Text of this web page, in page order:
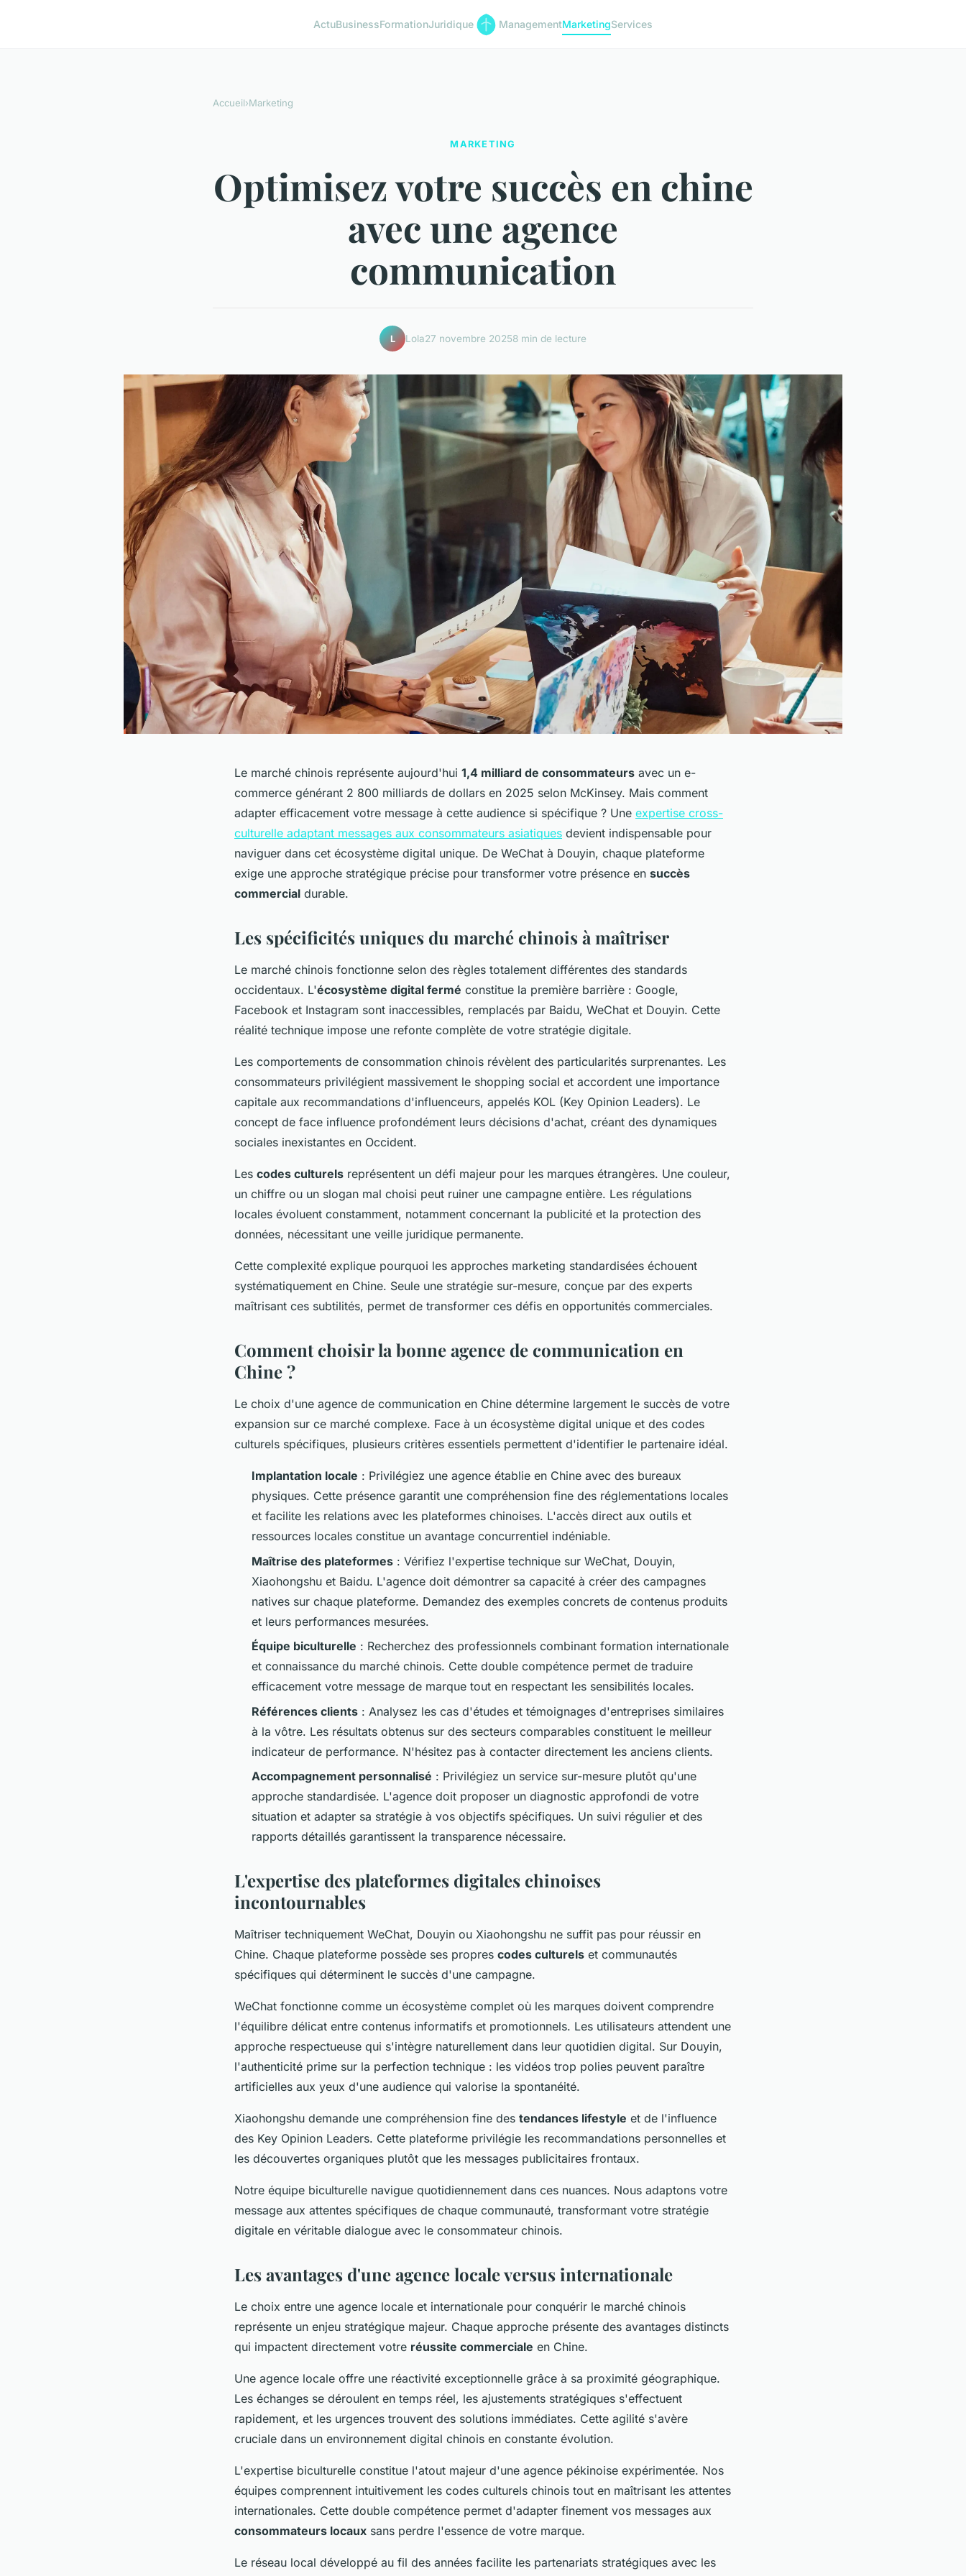
ActuBusinessFormationJuridique ManagementMarketingServices
Accueil›Marketing
MARKETING
Optimisez votre succès en chine
avec une agence
communication
L Lola27 novembre 20258 min de lecture
Le marché chinois représente aujourd'hui 1,4 milliard de consommateurs avec un e-
commerce générant 2 800 milliards de dollars en 2025 selon McKinsey. Mais comment
adapter efficacement votre message à cette audience si spécifique ? Une expertise cross-
culturelle adaptant messages aux consommateurs asiatiques devient indispensable pour
naviguer dans cet écosystème digital unique. De WeChat à Douyin, chaque plateforme
exige une approche stratégique précise pour transformer votre présence en succès
commercial durable.
Les spécificités uniques du marché chinois à maîtriser
Le marché chinois fonctionne selon des règles totalement différentes des standards
occidentaux. L'écosystème digital fermé constitue la première barrière : Google,
Facebook et Instagram sont inaccessibles, remplacés par Baidu, WeChat et Douyin. Cette
réalité technique impose une refonte complète de votre stratégie digitale.
Les comportements de consommation chinois révèlent des particularités surprenantes. Les
consommateurs privilégient massivement le shopping social et accordent une importance
capitale aux recommandations d'influenceurs, appelés KOL (Key Opinion Leaders). Le
concept de face influence profondément leurs décisions d'achat, créant des dynamiques
sociales inexistantes en Occident.
Les codes culturels représentent un défi majeur pour les marques étrangères. Une couleur,
un chiffre ou un slogan mal choisi peut ruiner une campagne entière. Les régulations
locales évoluent constamment, notamment concernant la publicité et la protection des
données, nécessitant une veille juridique permanente.
Cette complexité explique pourquoi les approches marketing standardisées échouent
systématiquement en Chine. Seule une stratégie sur-mesure, conçue par des experts
maîtrisant ces subtilités, permet de transformer ces défis en opportunités commerciales.
Comment choisir la bonne agence de communication en
Chine ?
Le choix d'une agence de communication en Chine détermine largement le succès de votre
expansion sur ce marché complexe. Face à un écosystème digital unique et des codes
culturels spécifiques, plusieurs critères essentiels permettent d'identifier le partenaire idéal.
Implantation locale : Privilégiez une agence établie en Chine avec des bureaux
physiques. Cette présence garantit une compréhension fine des réglementations locales
et facilite les relations avec les plateformes chinoises. L'accès direct aux outils et
ressources locales constitue un avantage concurrentiel indéniable.
Maîtrise des plateformes : Vérifiez l'expertise technique sur WeChat, Douyin,
Xiaohongshu et Baidu. L'agence doit démontrer sa capacité à créer des campagnes
natives sur chaque plateforme. Demandez des exemples concrets de contenus produits
et leurs performances mesurées.
Équipe biculturelle : Recherchez des professionnels combinant formation internationale
et connaissance du marché chinois. Cette double compétence permet de traduire
efficacement votre message de marque tout en respectant les sensibilités locales.
Références clients : Analysez les cas d'études et témoignages d'entreprises similaires
à la vôtre. Les résultats obtenus sur des secteurs comparables constituent le meilleur
indicateur de performance. N'hésitez pas à contacter directement les anciens clients.
Accompagnement personnalisé : Privilégiez un service sur-mesure plutôt qu'une
approche standardisée. L'agence doit proposer un diagnostic approfondi de votre
situation et adapter sa stratégie à vos objectifs spécifiques. Un suivi régulier et des
rapports détaillés garantissent la transparence nécessaire.
L'expertise des plateformes digitales chinoises
incontournables
Maîtriser techniquement WeChat, Douyin ou Xiaohongshu ne suffit pas pour réussir en
Chine. Chaque plateforme possède ses propres codes culturels et communautés
spécifiques qui déterminent le succès d'une campagne.
WeChat fonctionne comme un écosystème complet où les marques doivent comprendre
l'équilibre délicat entre contenus informatifs et promotionnels. Les utilisateurs attendent une
approche respectueuse qui s'intègre naturellement dans leur quotidien digital. Sur Douyin,
l'authenticité prime sur la perfection technique : les vidéos trop polies peuvent paraître
artificielles aux yeux d'une audience qui valorise la spontanéité.
Xiaohongshu demande une compréhension fine des tendances lifestyle et de l'influence
des Key Opinion Leaders. Cette plateforme privilégie les recommandations personnelles et
les découvertes organiques plutôt que les messages publicitaires frontaux.
Notre équipe biculturelle navigue quotidiennement dans ces nuances. Nous adaptons votre
message aux attentes spécifiques de chaque communauté, transformant votre stratégie
digitale en véritable dialogue avec le consommateur chinois.
Les avantages d'une agence locale versus internationale
Le choix entre une agence locale et internationale pour conquérir le marché chinois
représente un enjeu stratégique majeur. Chaque approche présente des avantages distincts
qui impactent directement votre réussite commerciale en Chine.
Une agence locale offre une réactivité exceptionnelle grâce à sa proximité géographique.
Les échanges se déroulent en temps réel, les ajustements stratégiques s'effectuent
rapidement, et les urgences trouvent des solutions immédiates. Cette agilité s'avère
cruciale dans un environnement digital chinois en constante évolution.
L'expertise biculturelle constitue l'atout majeur d'une agence pékinoise expérimentée. Nos
équipes comprennent intuitivement les codes culturels chinois tout en maîtrisant les attentes
internationales. Cette double compétence permet d'adapter finement vos messages aux
consommateurs locaux sans perdre l'essence de votre marque.
Le réseau local développé au fil des années facilite les partenariats stratégiques avec les